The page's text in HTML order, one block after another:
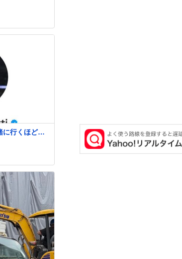
👧🏻をワンオ
子ず
いたらピクミ
数
に行くほど仲
でこれ